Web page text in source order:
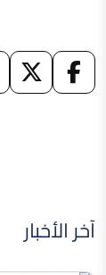
آخر الأخبار